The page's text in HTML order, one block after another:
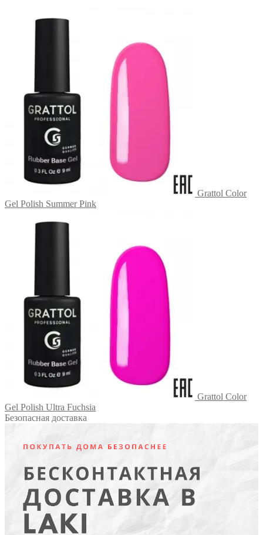
Grattol Color
Gel Polish Summer Pink
Grattol Color
Gel Polish Ultra Fuchsia
Безопасная доставка